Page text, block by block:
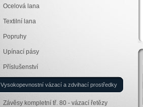
Ocelová lana
Textilní lana
Popruhy
Upínací pásy
Příslušenství
Vysokopevnostní vázací a zdvihací prostředky
Závěsy kompletní tř. 80 - vázací řetězy